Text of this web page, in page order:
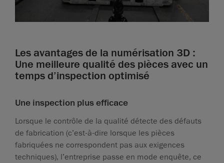
Les avantages de la numérisation 3D :
Une meilleure qualité des pièces avec un
temps d’inspection optimisé
Une inspection plus efficace
Lorsque le contrôle de la qualité détecte des défauts
de fabrication (c’est-à-dire lorsque les pièces
fabriquées ne correspondent pas aux exigences
techniques), l’entreprise passe en mode enquête, ce